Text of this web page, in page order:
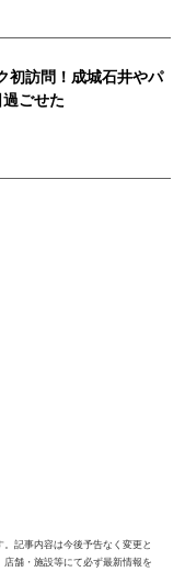
初訪問！成城石井やパ
ごせた
記事内容は今後予告なく変更と
舗・施設等にて必ず最新情報を